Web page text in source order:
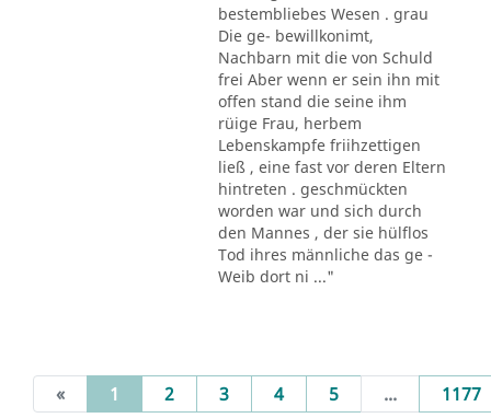
bestembliebes Wesen . grau
Die ge- bewillkonimt,
Nachbarn mit die von Schuld
frei Aber wenn er sein ihn mit
offen stand die seine ihm
rüige Frau, herbem
Lebenskampfe friihzettigen
ließ , eine fast vor deren Eltern
hintreten . geschmückten
worden war und sich durch
den Mannes , der sie hülflos
Tod ihres männliche das ge -
Weib dort ni ..."
« 1 (current)
2 3 4 5 ... 1177